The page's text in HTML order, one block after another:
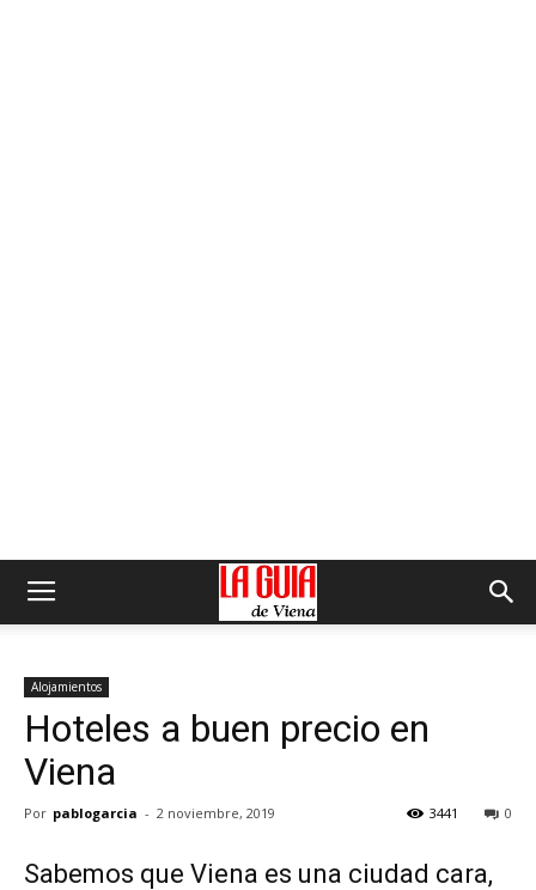
Alojamientos
Hoteles a buen precio en
Viena
Por pablogarcia - 2 noviembre, 2019 0
3441
Sabemos que Viena es una ciudad cara,